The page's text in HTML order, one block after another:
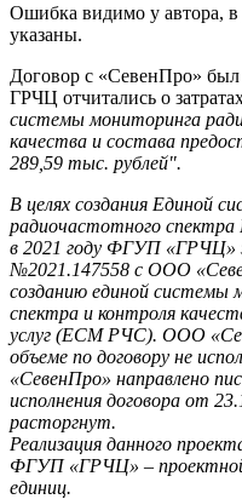
Ошибка видимо у автора,
указаны.
Договор с «СевенПро»
ГРЧЦ отчитались о
системы мониторинга
качества и состава
289,59 тыс. рублей".
В целях создания Единой
радиочастотного
в 2021 году ФГУП «ГРЧЦ»
№2021.147558 с ООО
созданию единой системы
спектра и контроля
услуг (ЕСМ РЧС). ООО
объеме по договору не
«СевенПро» направлено
исполнения договора от
расторгнут.
Реализация данного
ФГУП «ГРЧЦ» –
единиц.